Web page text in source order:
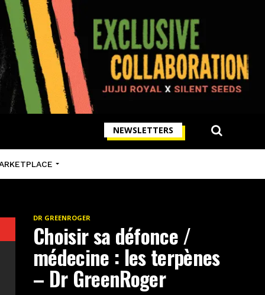
NEWSLETTERS
DR GREENROGER
Choisir sa défonce /
médecine : les terpènes
– Dr GreenRoger